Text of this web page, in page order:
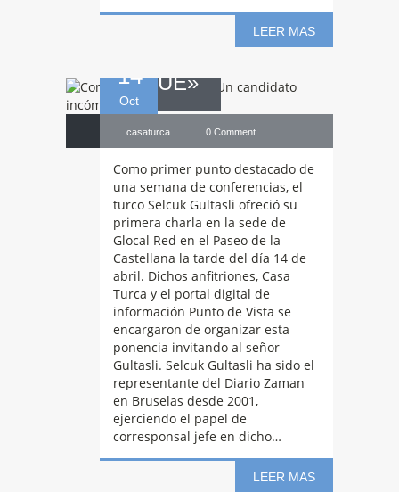
LEER MAS
14
Oct
incómodo para la
UE»
casaturca 0 Comment
Como primer punto destacado de
una semana de conferencias, el
turco Selcuk Gultasli ofreció su
primera charla en la sede de
Glocal Red en el Paseo de la
Castellana la tarde del día 14 de
abril. Dichos anfitriones, Casa
Turca y el portal digital de
información Punto de Vista se
encargaron de organizar esta
ponencia invitando al señor
Gultasli. Selcuk Gultasli ha sido el
representante del Diario Zaman
en Bruselas desde 2001,
ejerciendo el papel de
corresponsal jefe en dicho…
LEER MAS
Conferencia
«La situación del
periodismo en